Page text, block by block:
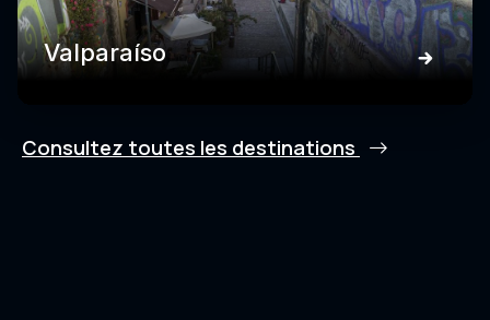
Valparaíso
Consultez toutes les destinations